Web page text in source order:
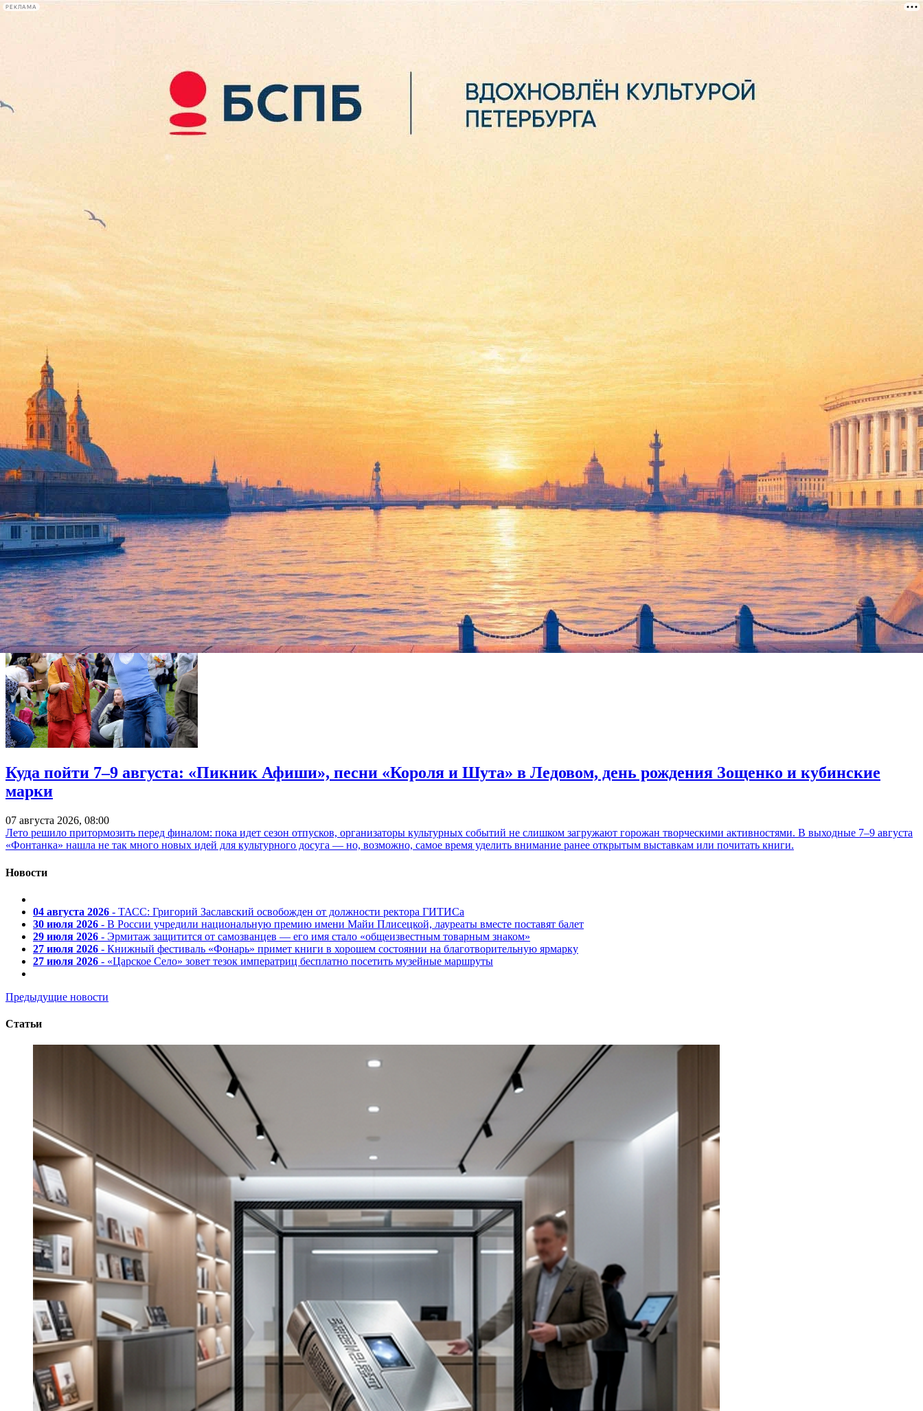
РЕКЛАМА
лекции
книги
Театры Петербурга объявили об очередных дисконтах
25 февраля 2016,
Новые акции, позволяющие сэкономить на билетах, объявили Санкт-Петербургская филармония и театр-фестиваль "Балтийский дом". Акция в филармонии продлится один день – только 28
февраля в кассах Большого зала можно будет приобрести билеты с половинной скидкой на мартовский концерты в Большом зале. Скидка распространяется на билеты начальной стоимостью от
800 рублей. Среди акционных концертов – фортепианный вечер Элисо Вирсаладзе 4 марта, концерт Андрея Макаревича и трио Евгения Борца 7 марта, творческий вечер Дмитрия Быкова 19
марта и другие концерты. Подробности акции смотритездесь.
А 3 марта театр-фестиваль "Балтийский дом" проведет акцию "Все билеты по одной цене". В этот день с 12 до 20 часов все желающие смогут приобрести в театральных кассах города билеты
на вечерние спектакли Большой сцены (за исключением гастрольных спектаклей) по единой цене – 500 рублей. Предложение действительно на любые места в зале на представлениях с 3
марта по 3 апреля.
Фонтанка.ру
Куда пойти 7–9 августа: «Пикник Афиши», песни «Короля и Шута» в Ледовом, день рождения Зощенко и кубинские
марки
07 августа 2026, 08:00
Лето решило притормозить перед финалом: пока идет сезон отпусков, организаторы культурных событий не слишком загружают горожан творческими активностями. В выходные 7–9 августа
«Фонтанка» нашла не так много новых идей для культурного досуга — но, возможно, самое время уделить внимание ранее открытым выставкам или почитать книги.
Новости
04 августа 2026 - ТАСС: Григорий Заславский освобожден от должности ректора ГИТИСа
30 июля 2026 - В России учредили национальную премию имени Майи Плисецкой, лауреаты вместе поставят балет
29 июля 2026 - Эрмитаж защитится от самозванцев — его имя стало «общеизвестным товарным знаком»
27 июля 2026 - Книжный фестиваль «Фонарь» примет книги в хорошем состоянии на благотворительную ярмарку
27 июля 2026 - «Царское Село» зовет тезок императриц бесплатно посетить музейные маршруты
Предыдущие новости
Статьи